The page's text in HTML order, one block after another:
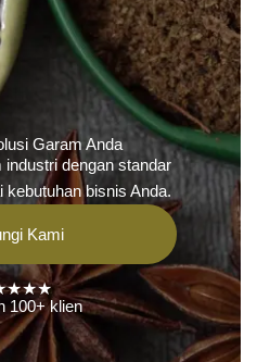
Garam Anda
dengan standar
kebutuhan bisnis Anda.
Kami
100+ klien